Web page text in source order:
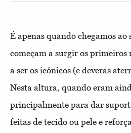
É apenas quando chegamos ao
começam a surgir os primeiros
a ser os icónicos (e deveras
Nesta altura, quando eram
principalmente para dar
feitas de tecido ou pele e